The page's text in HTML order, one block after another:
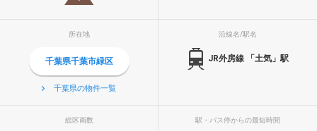
所在地
千葉県千葉市緑区
千葉県の物件一覧
沿線名/駅名
JR外房線 「土気」駅
総区画数 駅・バス停からの最短時間